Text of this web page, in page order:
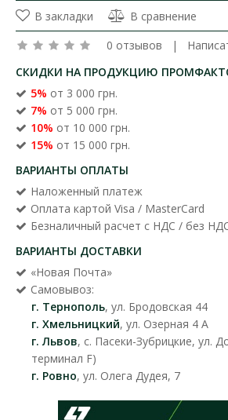
В закладки
В сравнение
0 отзывов |
СКИДКИ НА ПРОДУКЦИЮ
5% от 3 000 грн.
7% от 5 000 грн.
10% от 10 000 грн.
15% от 15 000 грн.
ВАРИАНТЫ ОПЛАТЫ
Наложенный платеж
Оплата картой Visa / MasterCard
Безналичный расчет с НДС / без
ВАРИАНТЫ ДОСТАВКИ
«Новая Почта»
Самовывоз:
г. Тернополь, ул. Бродовская 44
г. Хмельницкий, ул. Озерная 4 А
г. Львов, с. Пасеки-Зубрицкие, ул.
терминал F)
г. Ровно, ул. Олега Дудея, 7